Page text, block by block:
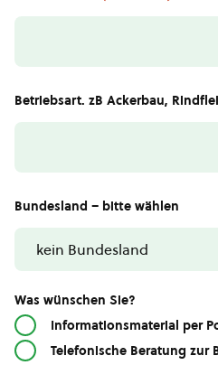
Betriebsart. zB Ackerbau,
Bundesland – bitte wählen
Was wünschen Sie?
Informationsmaterial per
Telefonische Beratung zur